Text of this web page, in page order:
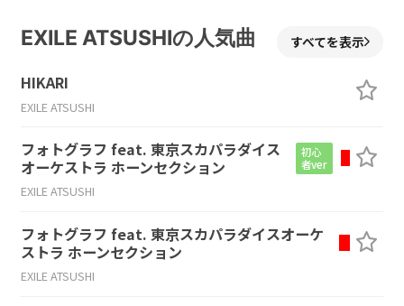
EXILE ATSUSHIの人気曲 すべてを表示
HIKARI
EXILE ATSUSHI
フォトグラフ feat. 東京スカパラダイス
オーケストラ ホーンセクション
初心
者ver
EXILE ATSUSHI
フォトグラフ feat. 東京スカパラダイスオーケ
ストラ ホーンセクション
EXILE ATSUSHI